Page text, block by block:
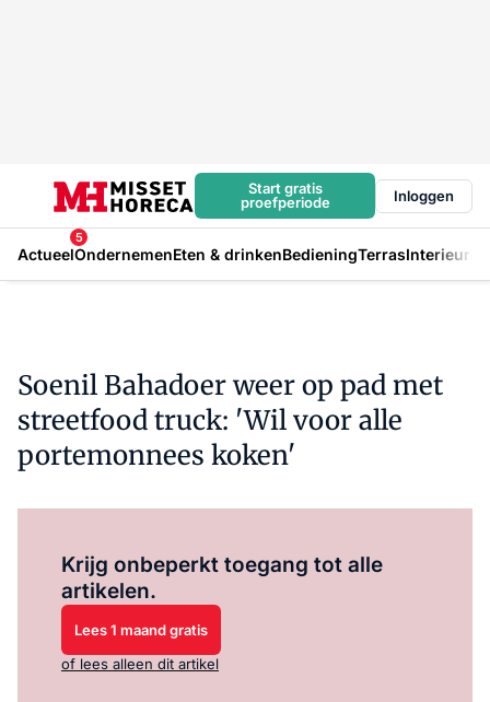
Start gratis
proefperiode
Inloggen
Actueel
5
OndernemenEten & drinkenBedieningTerrasInterieur
Soenil Bahadoer weer op pad met
streetfood truck: 'Wil voor alle
portemonnees koken'
Krijg onbeperkt toegang tot alle
artikelen.
Lees 1 maand gratis
of lees alleen dit artikel